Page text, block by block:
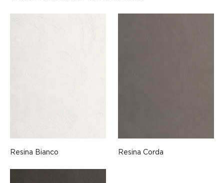
Resina Bianco Resina Corda